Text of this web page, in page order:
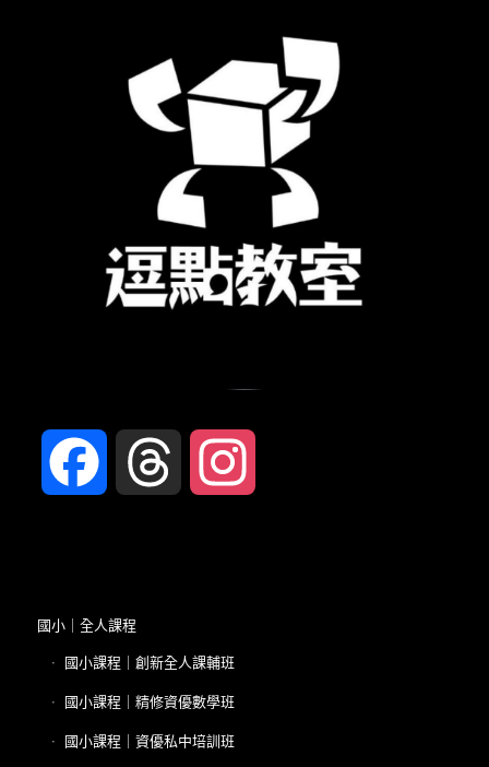
Facebook Threads
國小｜全人課程
國小課程｜創新全人課輔班
國小課程｜精修資優數學班
國小課程｜資優私中培訓班